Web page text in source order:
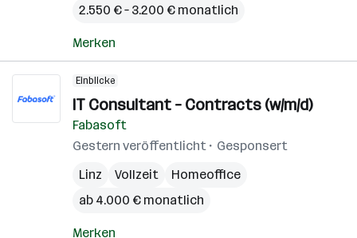
2.550 € – 3.200 € monatlich
Merken
Einblicke
IT Consultant – Contracts (w/m/d)
Fabasoft
Gestern veröffentlicht
Gesponsert
Linz
Vollzeit
Homeoffice
ab 4.000 € monatlich
Merken